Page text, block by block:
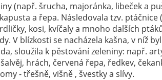
(např. šrucha, majoránka, libeček a
a řepa. Následovala tzv. ptáčnice
kosi, kvíčaly a mnoho dalších
V blízkosti se nacházela kašna, v níž
sloužila k pěstování zeleniny: např.
hrách, červená řepa, ředkev,
- třešně, višně , švestky a slívy.